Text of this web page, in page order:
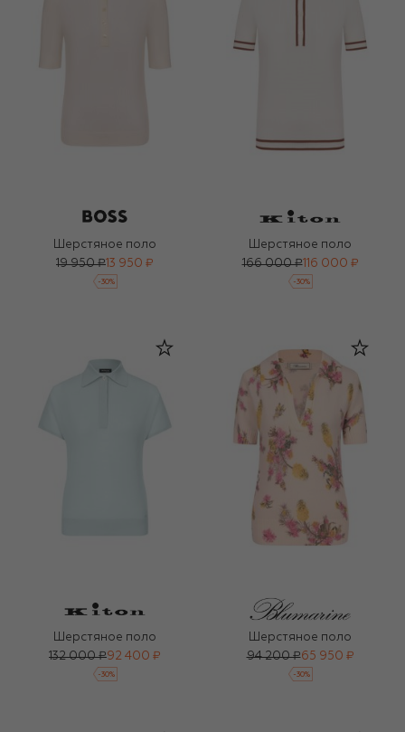
Шерстяное поло
19 950 ₽ 13 950 ₽
-30%
Шерстяное поло
166 000 ₽116 000 ₽
-30%
Шерстяное поло
132 000 ₽92 400 ₽
-30%
Шерстяное поло
94 200 ₽65 950 ₽
-30%